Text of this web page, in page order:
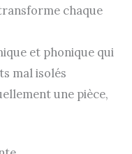
chaque
et phonique qui
mal isolés
une pièce,